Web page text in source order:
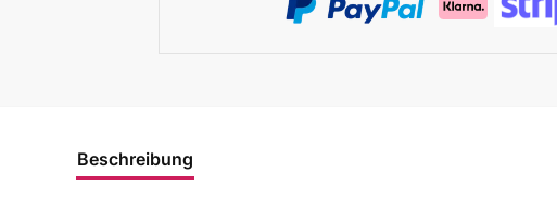
Beschreibung